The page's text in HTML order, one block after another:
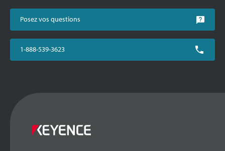
Posez vos questions
1-888-539-3623